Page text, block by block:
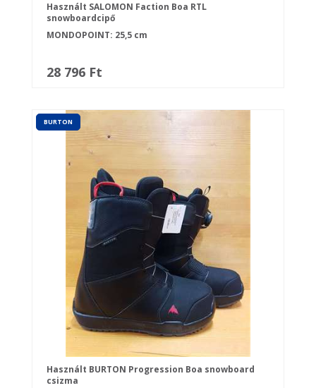
Használt SALOMON Faction Boa RTL
snowboardcipő
MONDOPOINT: 25,5 cm
28 796 Ft
BURTON
Használt BURTON Progression Boa snowboard
csizma